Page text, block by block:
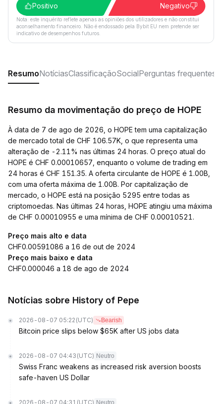
Positivo
Negativo
Nota: este inquérito reflete apenas as opiniões dos utilizadores e não constitui
aconselhamento financeiro. Não é endossado pela Bybit EU nem pretende ser
indicativo de desempenhos futuros.
ResumoNotíciasClassificaçãoSocialPerguntas frequentes
Resumo da movimentação do preço de HOPE
À data de 7 de ago de 2026, o HOPE tem uma capitalização
de mercado total de CHF 106.57K, o que representa uma
alteração de -2.11% nas últimas 24 horas. O preço atual do
HOPE é CHF 0.00010657, enquanto o volume de trading em
24 horas é CHF 151.35. A oferta circulante de HOPE é 1.00B,
com uma oferta máxima de 1.00B. Por capitalização de
mercado, o HOPE está na posição 5295 entre todas as
criptomoedas. Nas últimas 24 horas, HOPE atingiu uma máxima
de CHF 0.00010955 e uma mínima de CHF 0.00010521.
Preço mais alto e data
CHF0.00591086 a 16 de out de 2024
Preço mais baixo e data
CHF0.000046 a 18 de ago de 2024
Notícias sobre History of Pepe
2026-08-07 05:22 (UTC) Bearish
Bitcoin price slips below $65K after US jobs data
2026-08-07 04:43 (UTC) Neutro
Swiss Franc weakens as increased risk aversion boosts
safe-haven US Dollar
2026-08-07 04:31 (UTC) Neutro